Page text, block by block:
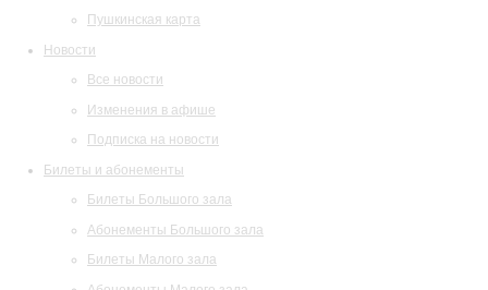
Пушкинская карта
Новости
Все новости
Изменения в афише
Подписка на новости
Билеты и абонементы
Билеты Большого зала
Абонементы Большого зала
Билеты Малого зала